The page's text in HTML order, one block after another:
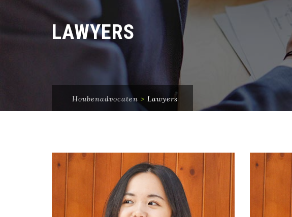
LAWYERS
Houbenadvocaten > Lawyers